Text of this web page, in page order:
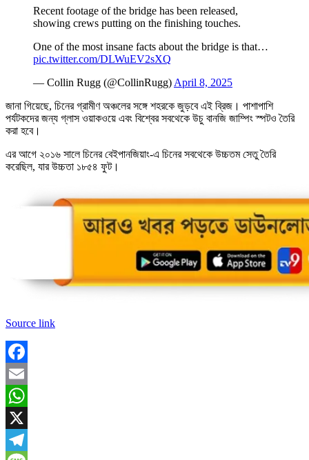
Recent footage of the bridge has been released,
showing crews putting on the finishing touches.
One of the most insane facts about the bridge is that…
pic.twitter.com/DLWuEV2sXQ
— Collin Rugg (@CollinRugg) April 8, 2025
জানা গিয়েছে, চিনের গ্রামীণ অঞ্চলের সঙ্গে শহরকে জুড়বে এই ব্রিজ। পাশাপাশি
পর্যটকদের জন্য গ্লাস ওয়াকওয়ে এবং বিশ্বের সবথেকে উচু বানজি জাম্পিং স্পটও তৈরি
করা হবে।
এর আগে ২০১৬ সালে চিনের বেইপানজিয়াং-এ চিনের সবথেকে উচ্চতম সেতু তৈরি
করেছিল, যার উচ্চতা ১৮৫৪ ফুট।
Source link
Facebook
Email
WhatsApp
X